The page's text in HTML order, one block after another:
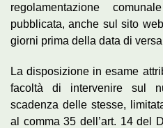
regolamentazione
pubblicata, anche sul sito
giorni prima della data di
La disposizione in esame
facoltà di intervenire sul
scadenza delle stesse,
al comma 35 dell’art. 14 del